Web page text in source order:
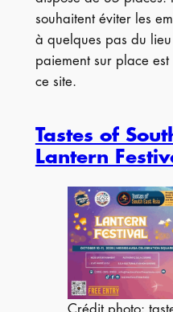
souhaitent éviter les
à quelques pas du lieu
paiement sur place
ce site.
Tastes of
Lantern
Crédit photo: